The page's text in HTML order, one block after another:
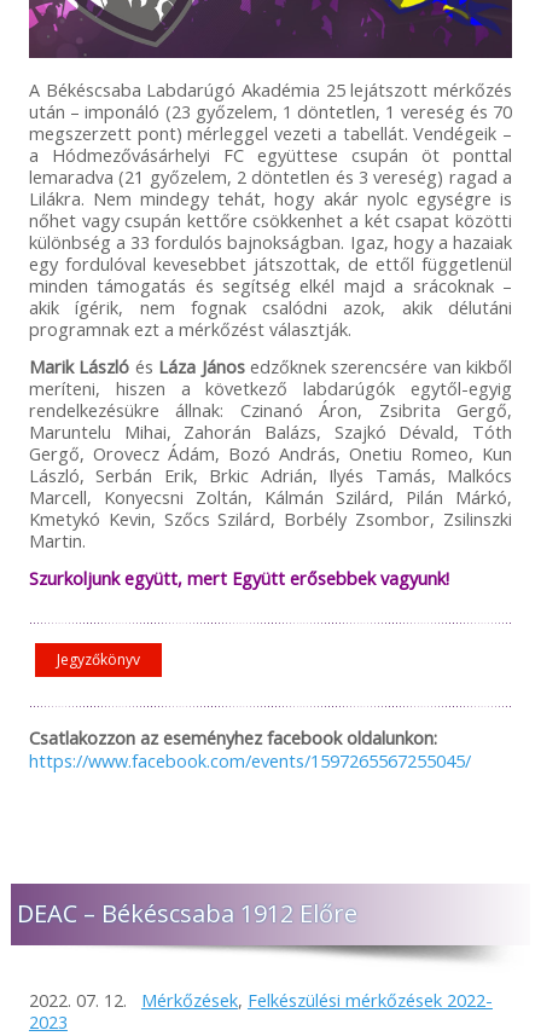
A Békéscsaba Labdarúgó Akadémia 25 lejátszott mérkőzés
után – imponáló (23 győzelem, 1 döntetlen, 1 vereség és 70
megszerzett pont) mérleggel vezeti a tabellát. Vendégeik –
a Hódmezővásárhelyi FC együttese csupán öt ponttal
lemaradva (21 győzelem, 2 döntetlen és 3 vereség) ragad a
Lilákra. Nem mindegy tehát, hogy akár nyolc egységre is
nőhet vagy csupán kettőre csökkenhet a két csapat közötti
különbség a 33 fordulós bajnokságban. Igaz, hogy a hazaiak
egy fordulóval kevesebbet játszottak, de ettől függetlenül
minden támogatás és segítség elkél majd a srácoknak –
akik ígérik, nem fognak csalódni azok, akik délutáni
programnak ezt a mérkőzést választják.
Marik László és Láza Jánosedzőknek szerencsére van kikből
meríteni, hiszen a következő labdarúgók egytől-egyig
rendelkezésükre állnak: Czinanó Áron, Zsibrita Gergő,
Maruntelu Mihai, Zahorán Balázs, Szajkó Dévald, Tóth
Gergő, Orovecz Ádám, Bozó András, Onetiu Romeo, Kun
László, Serbán Erik, Brkic Adrián, Ilyés Tamás, Malkócs
Marcell, Konyecsni Zoltán, Kálmán Szilárd, Pilán Márkó,
Kmetykó Kevin, Szőcs Szilárd, Borbély Zsombor, Zsilinszki
Martin.
Szurkoljunk együtt, mert Együtt erősebbek vagyunk!
Jegyzőkönyv
Csatlakozzon az eseményhez facebook oldalunkon:
https://www.facebook.com/events/1597265567255045/
DEAC – Békéscsaba 1912 Előre
2022. 07. 12. Mérkőzések, Felkészülési mérkőzések 2022-
2023